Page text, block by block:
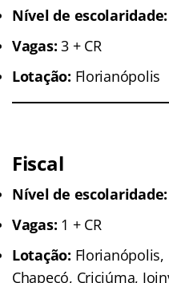
Nível de escolaridade:
Vagas:3 + CR
Lotação: Florianópolis
Fiscal
Nível de escolaridade:
Vagas: 1 + CR
Lotação: Florianópolis,
Chapecó, Criciúma,